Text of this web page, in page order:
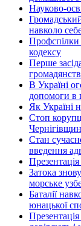
Науково-
навколо
Профспілки
кодексу
Перше
В Україні
допомоги в
Як Україні
Стоп
Стан
введення
Затока
морське
Баталії
юнацької